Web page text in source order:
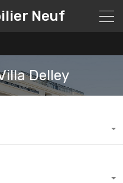
Neuf
Delley